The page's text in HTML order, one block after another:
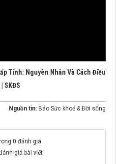
Tính: Nguyên Nhân Và Cách Điều
SKĐS
Nguồn tin: Báo Sức khoẻ & Đời sống
0 đánh giá
giá bài viết